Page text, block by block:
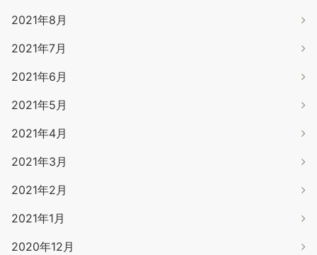
2021年8月
2021年7月
2021年6月
2021年5月
2021年4月
2021年3月
2021年2月
2021年1月
2020年12月